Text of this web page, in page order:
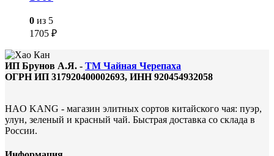
0 из 5
1705 ₽
ИП Брунов А.Я. - ТМ Чайная Черепаха
ОГРН ИП 317920400002693, ИНН 920454932058
HAO KANG - магазин элитных сортов китайского чая: пуэр,
улун, зеленый и красный чай. Быстрая доставка со склада в
России.